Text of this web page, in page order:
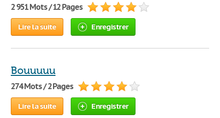
2 951 Mots / 12 Pages
Lire la suite Enregistrer
Bouuuuu
274 Mots / 2 Pages
Lire la suite Enregistrer